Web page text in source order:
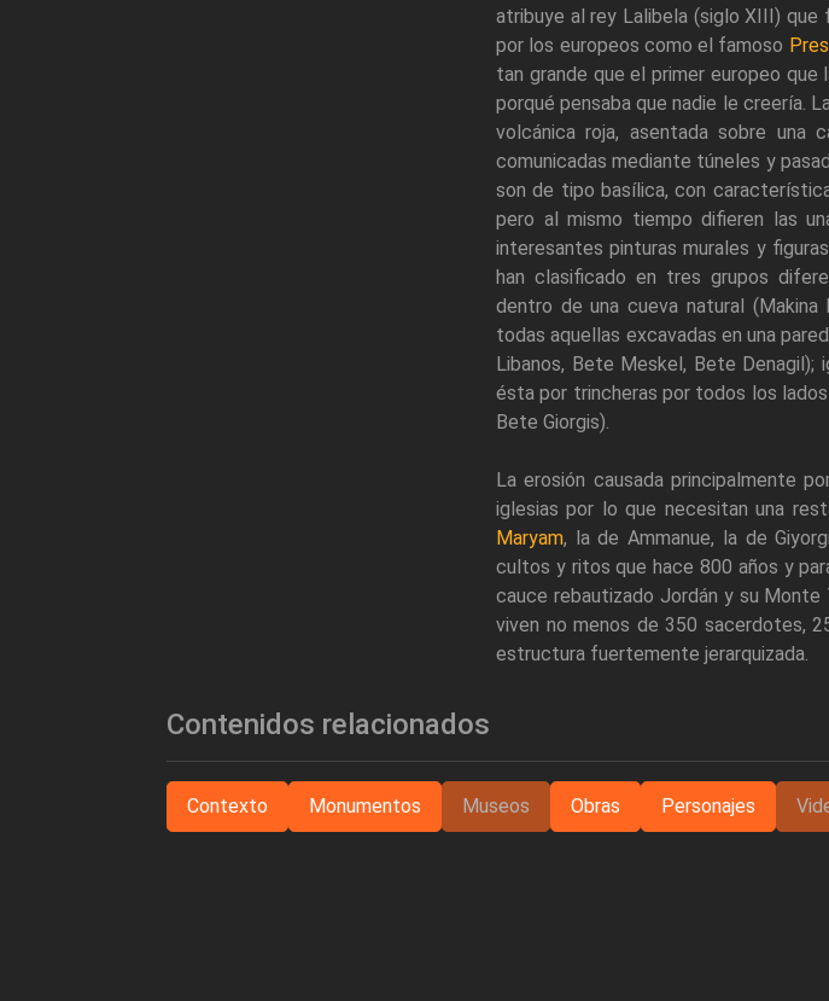
atribuye al rey Lalibela (siglo XIII) que
por los europeos como el famoso
tan grande que el primer europeo
porqué pensaba que nadie le creería.
volcánica roja, asentada sobre
comunicadas mediante túneles y
son de tipo basílica, con
pero al mismo tiempo difieren las
interesantes pinturas murales y
han clasificado en tres grupos
dentro de una cueva natural (Makina
todas aquellas excavadas en una
Libanos, Bete Meskel, Bete Denagil);
ésta por trincheras por todos los
Bete Giorgis).
La erosión causada principalmente
iglesias por lo que necesitan una
Maryam, la de Ammanue, la de
cultos y ritos que hace 800 años y
cauce rebautizado Jordán y su Monte
viven no menos de 350 sacerdotes,
estructura fuertemente jerarquizada.
Contenidos relacionados
Contexto Monumentos Museos Obras Personajes